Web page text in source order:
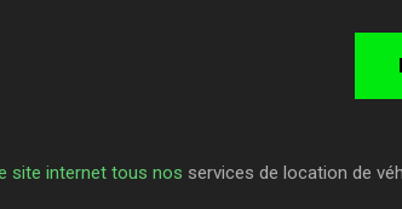
site internet tous nos services de location de